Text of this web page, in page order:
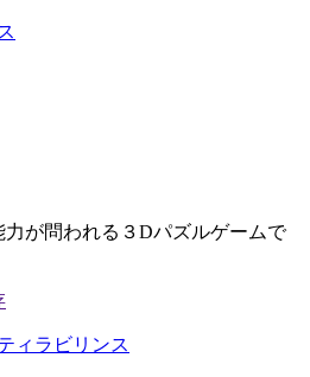
が問われる３Dパズルゲームで